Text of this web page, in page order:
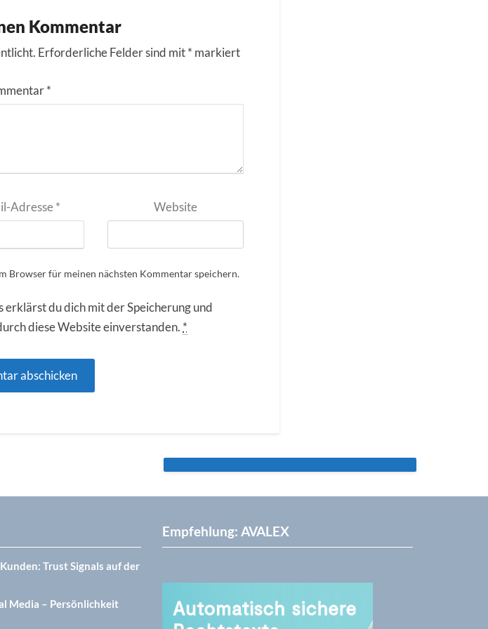
Kommentar
Erforderliche Felder sind mit* markiert
*
Adresse* Website
Browser für meinen nächsten Kommentar speichern.
du dich mit der Speicherung und
diese Website einverstanden. *
Trust Signals auf der
Media – Persönlichkeit
Empfehlung: AVALEX